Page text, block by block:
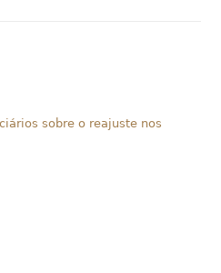
sobre o reajuste nos